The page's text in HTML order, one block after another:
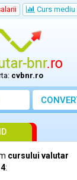
Curs mediu
cvbnr.ro
cursului valutar
: